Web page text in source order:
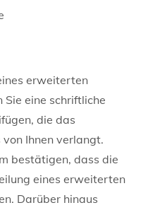
erweiterten
Sie eine schriftliche
die das
Ihnen verlangt.
bestätigen, dass die
eines erweiterten
Darüber hinaus